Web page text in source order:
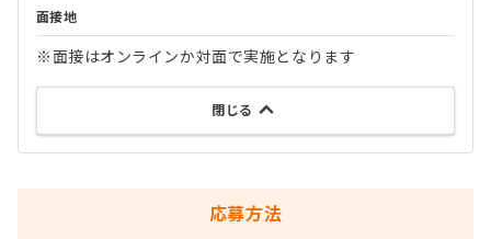
面接地
※面接はオンラインか対面で実施となります
閉じる
応募方法